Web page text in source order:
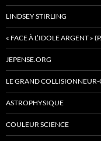
LINDSEY STIRLING
« FACE À L’IDOLE ARGENT »
JEPENSE.ORG
LE GRAND COLLISIONNEUR-
ASTROPHYSIQUE
COULEUR SCIENCE